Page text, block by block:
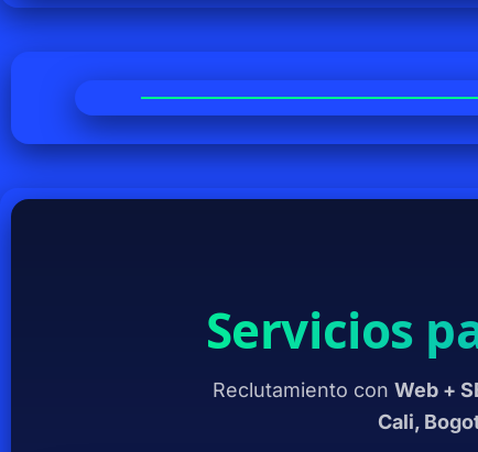
Servicios
Reclutamiento con Web +
Cali,